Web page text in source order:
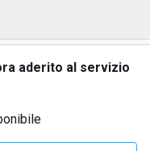
aderito al servizio